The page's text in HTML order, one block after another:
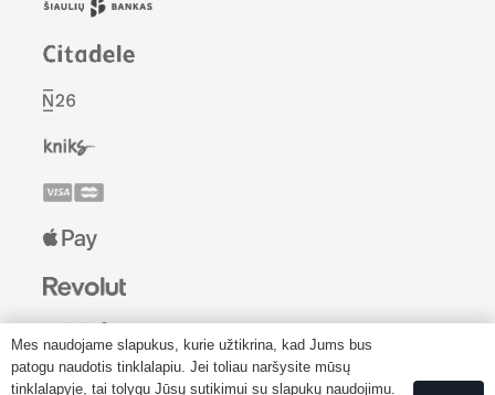
Mes naudojame slapukus, kurie užtikrina, kad Jums bus
patogu naudotis tinklalapiu. Jei toliau naršysite mūsų
tinklalapyje, tai tolygu Jūsų sutikimui su slapukų naudojimu.